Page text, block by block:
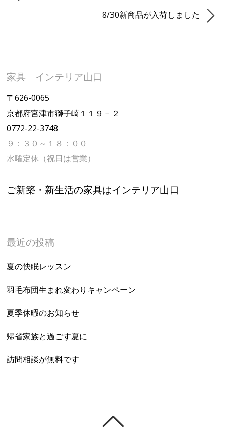
8/30新商品が入荷しました
家具 インテリア山口
〒626-0065
京都府宮津市獅子崎１１９－２
0772-22-3748
９：３０～１８：００
水曜定休（祝日は営業）
ご新築・新生活の家具はインテリア山口
最近の投稿
夏の快眠レッスン
羽毛布団生まれ変わりキャンペーン
夏季休暇のお知らせ
帰省家族と過ごす夏に
訪問相談が無料です